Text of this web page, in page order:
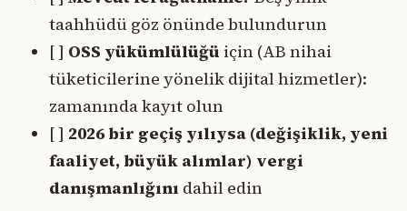
taahhüdü göz önünde bulundurun
[ ] OSS yükümlülüğü için (AB nihai
tüketicilerine yönelik dijital hizmetler):
zamanında kayıt olun
[ ] 2026 bir geçiş yılıysa (değişiklik, yeni
faaliyet, büyük alımlar) vergi
danışmanlığını dahil edin